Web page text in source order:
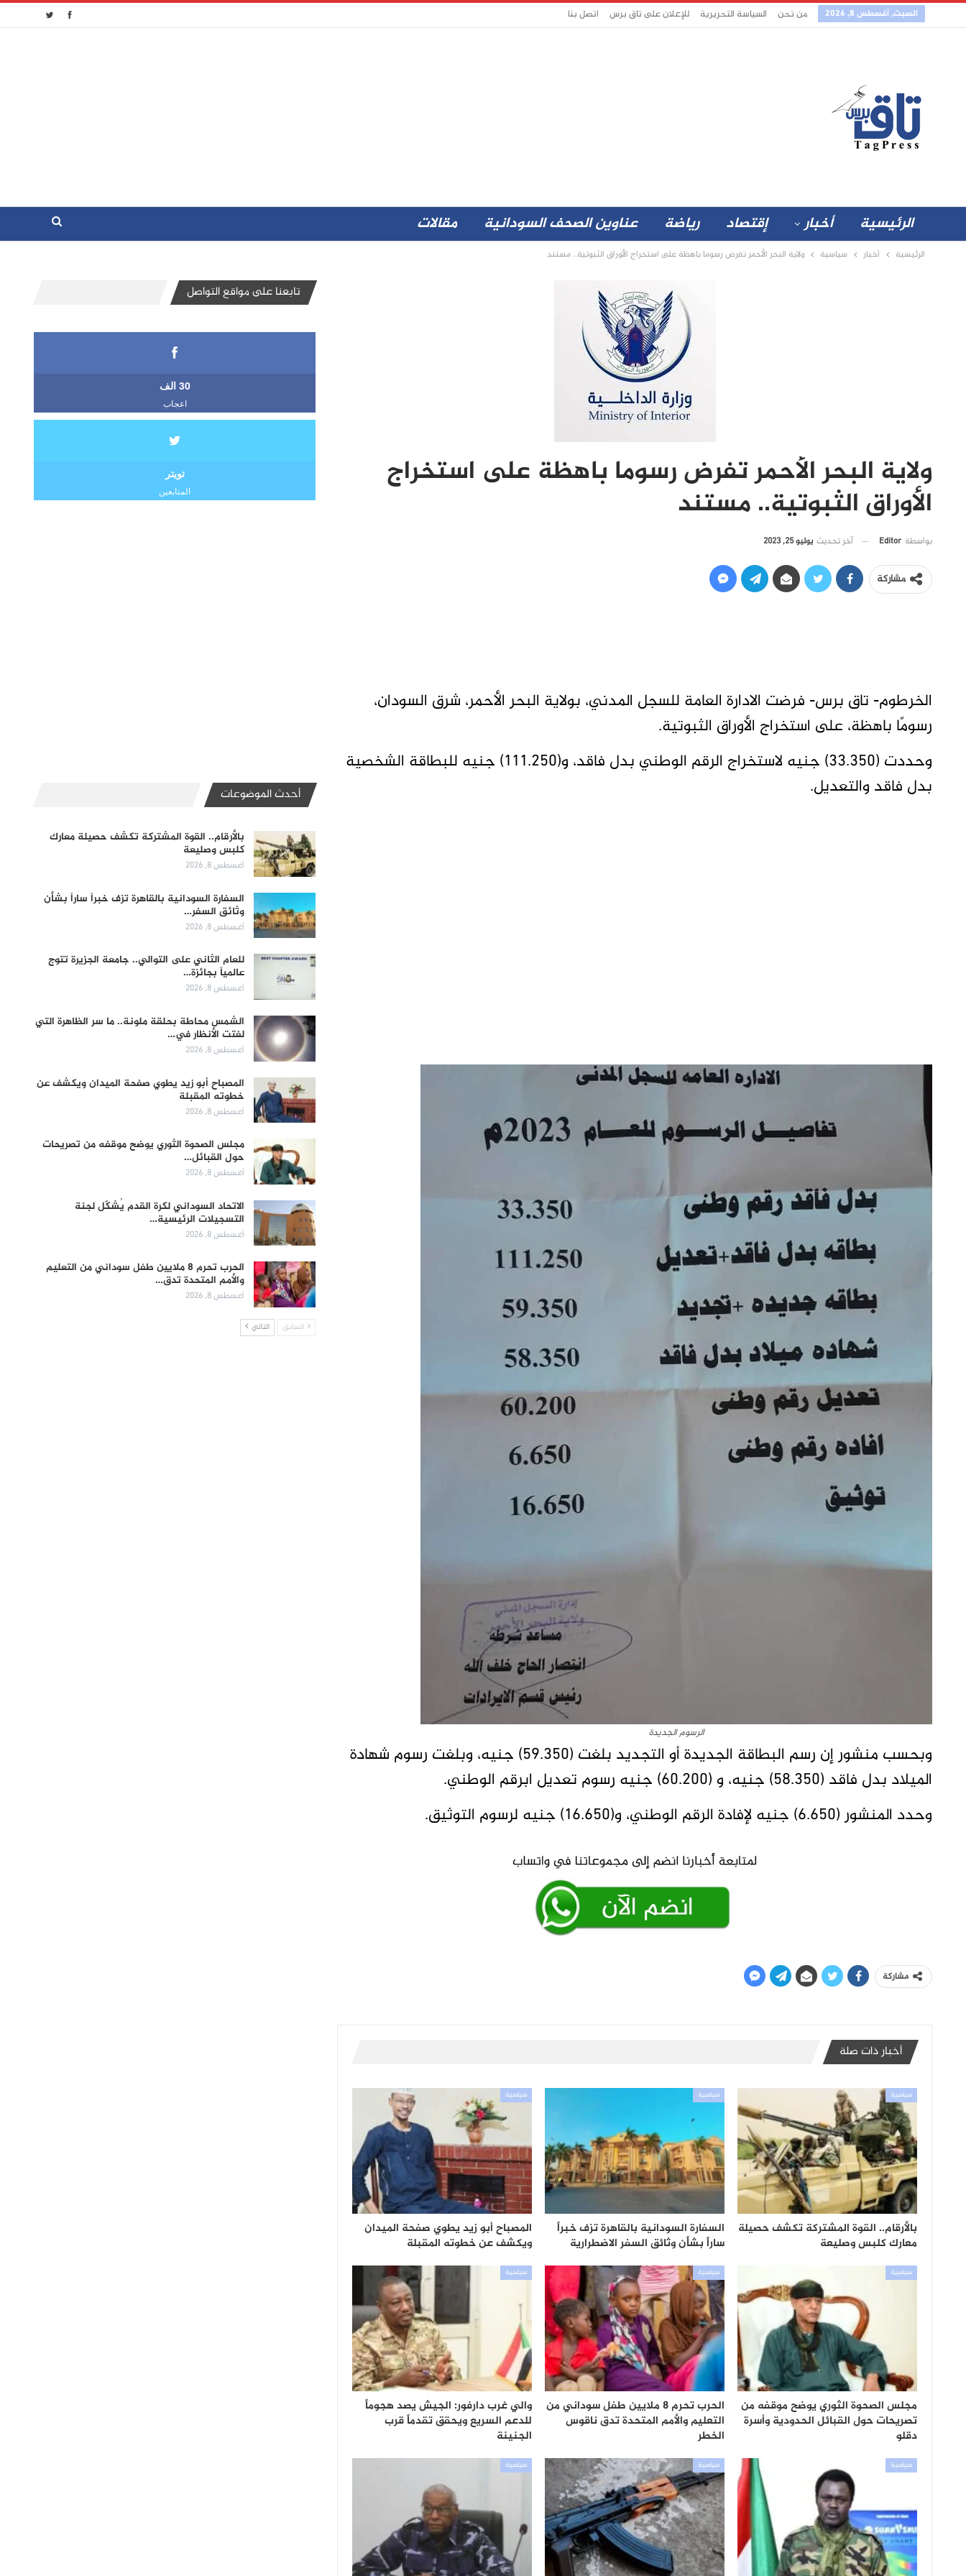
السبت, أغسطس 8, 2026 من نحن السياسة التحريرية للإعلان على تاق برس اتصل بنا
الرئيسية أخبار إقتصاد رياضة عناوين الصحف السودانية مقالات
الرئيسية أخبار سياسية ولاية البحر الأحمر تفرض رسوما باهظة على استخراج الأوراق الثبوتية.. مستند
ولاية البحر الأحمر تفرض رسوما باهظة على استخراج
الأوراق الثبوتية.. مستند
بواسطة Editor آخر تحديث يوليو 25, 2023
مشاركة
الخرطوم- تاق برس- فرضت الادارة العامة للسجل المدني، بولاية البحر الأحمر، شرق السودان،
رسومًا باهظة، على استخراج الأوراق الثبوتية.
وحددت (33.350) جنيه لاستخراج الرقم الوطني بدل فاقد، و(111.250) جنيه للبطاقة الشخصية
بدل فاقد والتعديل.
الرسوم الجديدة
وبحسب منشور إن رسم البطاقة الجديدة أو التجديد بلغت (59.350) جنيه، وبلغت رسوم شهادة
الميلاد بدل فاقد (58.350) جنيه، و (60.200) جنيه رسوم تعديل ابرقم الوطني.
وحدد المنشور (6.650) جنيه لإفادة الرقم الوطني، و(16.650) جنيه لرسوم التوثيق.
مشاركة
أخبار ذات صلة
سياسية
بالأرقام.. القوة المشتركة تكشف حصيلة
معارك كلبس وصليعة
سياسية
السفارة السودانية بالقاهرة تزف خبراً
ساراً بشأن وثائق السفر الاضطرارية
سياسية
المصباح أبو زيد يطوي صفحة الميدان
ويكشف عن خطوته المقبلة
سياسية
مجلس الصحوة الثوري يوضح موقفه من
تصريحات حول القبائل الحدودية وأسرة
دقلو
سياسية
الحرب تحرم 8 ملايين طفل سوداني من
التعليم والأمم المتحدة تدق ناقوس
الخطر
سياسية
والي غرب دارفور: الجيش يصد هجوماً
للدعم السريع ويحقق تقدماً قرب
الجنينة
سياسية سياسية سياسية
تابعنا على مواقع التواصل
30 الف
اعجاب
تويتر
المتابعين
أحدث الموضوعات
بالأرقام.. القوة المشتركة تكشف حصيلة معارك
كلبس وصليعة
أغسطس 8, 2026
السفارة السودانية بالقاهرة تزف خبراً ساراً بشأن
وثائق السفر…
أغسطس 8, 2026
للعام الثاني على التوالي.. جامعة الجزيرة تتوج
عالمياً بجائزة…
أغسطس 8, 2026
الشمس محاطة بحلقة ملونة.. ما سر الظاهرة التي
لفتت الأنظار في…
أغسطس 8, 2026
المصباح أبو زيد يطوي صفحة الميدان ويكشف عن
خطوته المقبلة
أغسطس 8, 2026
مجلس الصحوة الثوري يوضح موقفه من تصريحات
حول القبائل…
أغسطس 8, 2026
الاتحاد السوداني لكرة القدم يُشكّل لجنة
التسجيلات الرئيسية…
أغسطس 8, 2026
الحرب تحرم 8 ملايين طفل سوداني من التعليم
والأمم المتحدة تدق…
أغسطس 8, 2026
السابق التالي